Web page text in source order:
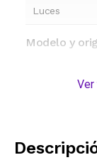
Luces
Modelo y